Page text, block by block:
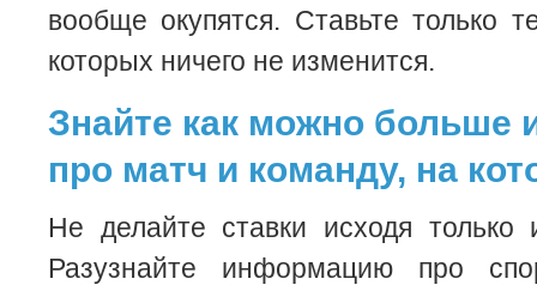
вообще окупятся. Ставьте только
которых ничего не изменится.
Знайте как можно больше
про матч и команду, на
Не делайте ставки исходя только
Разузнайте информацию про